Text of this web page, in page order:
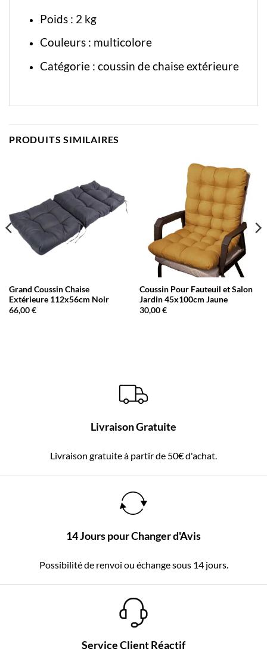
Poids : 2 kg
Couleurs : multicolore
Catégorie : coussin de chaise extérieure
PRODUITS SIMILAIRES
Grand Coussin Chaise
Extérieure 112x56cm Noir
66,00€
Coussin Pour Fauteuil et Salon
Jardin 45x100cm Jaune
30,00€
Livraison Gratuite
Livraison gratuite à partir de 50€ d'achat.
14 Jours pour Changer d'Avis
Possibilité de renvoi ou échange sous 14 jours.
Service Client Réactif